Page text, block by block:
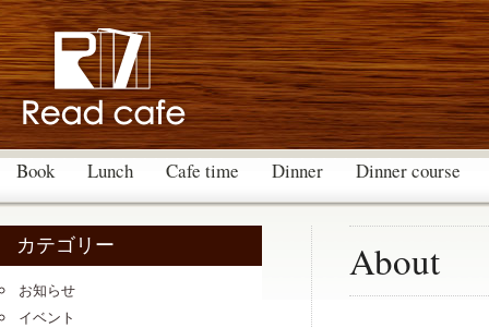
Book Lunch Cafe time Dinner Dinner course
About
カテゴリー
お知らせ
イベント